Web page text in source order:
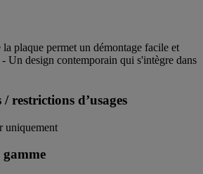
plaque permet un démontage facile et
Un design contemporain qui s'intègre dans
restrictions d’usages
uniquement